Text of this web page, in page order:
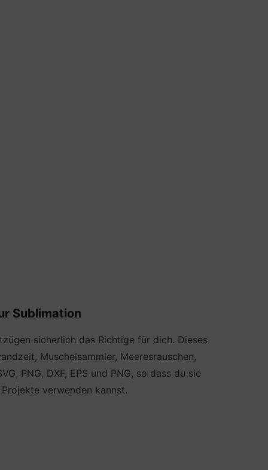
Sublimation
sicherlich das Richtige für dich. Dieses
Muschelsammler, Meeresrauschen,
PNG, DXF, EPS und PNG, so dass du sie
verwenden kannst.